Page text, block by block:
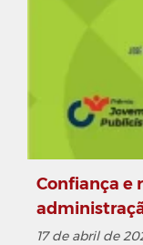
Confiança e
17 de abril de